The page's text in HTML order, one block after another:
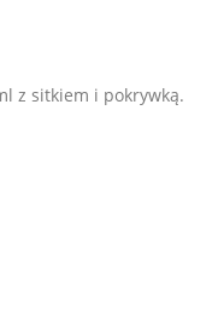
z sitkiem i pokrywką.